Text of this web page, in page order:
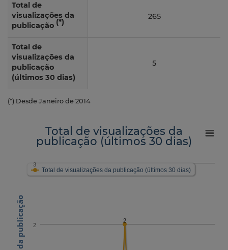
Total de
visualizações da
publicação (*)
265
Total de
visualizações da
publicação
(últimos 30 dias)
5
(*) Desde Janeiro de 2014
Total de visualizações da
publicação (últimos 30 dias)
2
Total de visualizações da publicação (últimos 30 dias)
2
3